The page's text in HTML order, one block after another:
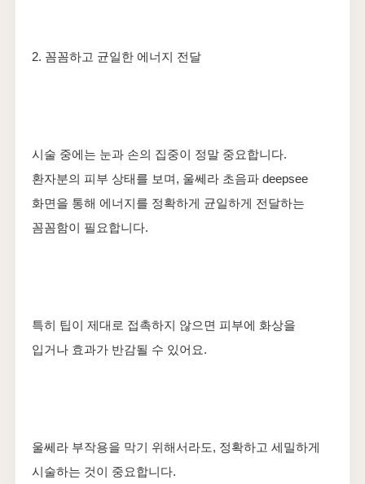
2. 꼼꼼하고 균일한 에너지 전달
시술 중에는 눈과 손의 집중이 정말 중요합니다.
환자분의 피부 상태를 보며, 울쎄라 초음파 deepsee
화면을 통해 에너지를 정확하게 균일하게 전달하는
꼼꼼함이 필요합니다.
특히 팁이 제대로 접촉하지 않으면 피부에 화상을
입거나 효과가 반감될 수 있어요.
울쎄라 부작용을 막기 위해서라도, 정확하고 세밀하게
시술하는 것이 중요합니다.